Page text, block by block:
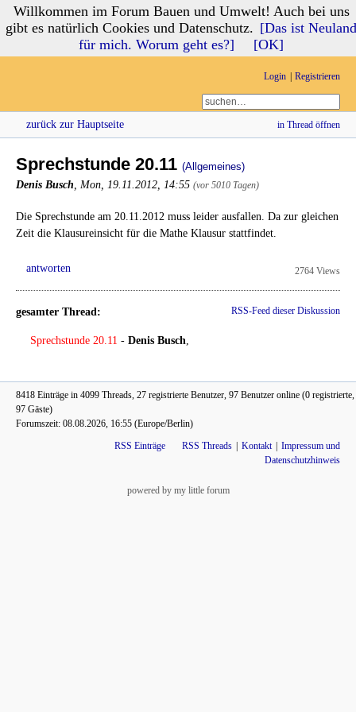
Forum Bauen und Umwelt
Login Registrieren
zurück zur Hauptseite in Thread öffnen
Sprechstunde 20.11 (Allgemeines)
Denis Busch Mon, 19.11.2012, 14:55 (vor 5010 Tagen)
Die Sprechstunde am 20.11.2012 muss leider ausfallen. Da zur gleichen
Zeit die Klausureinsicht für die Mathe Klausur stattfindet.
antworten 2764 Views
gesamter Thread: RSS-Feed dieser Diskussion
Sprechstunde 20.11 - Denis Busch
8418 Einträge in 4099 Threads, 27 registrierte Benutzer, 97 Benutzer online (0 registrierte,
97 Gäste)
Forumszeit: 08.08.2026, 16:55 (Europe/Berlin)
RSS Einträge
RSS Threads Kontakt
Impressum und
Datenschutzhinweis
powered by my little forum
Willkommen im Forum Bauen und Umwelt! Auch bei uns
gibt es natürlich Cookies und Datenschutz. [Das ist Neuland
für mich. Worum geht es?]
[OK]